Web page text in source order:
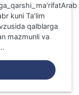
kuni Ta’lim
qalblarga
mazmunli va